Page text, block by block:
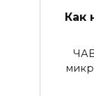
Как